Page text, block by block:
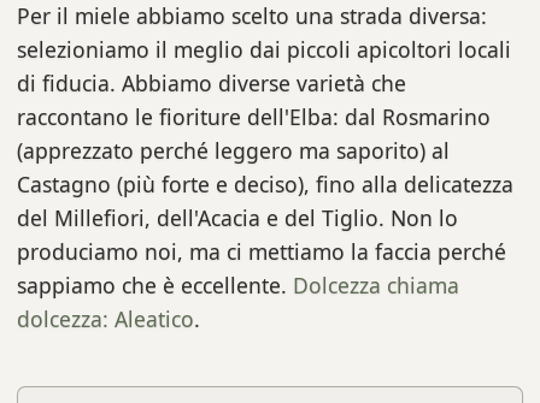
Per il miele abbiamo scelto una strada diversa:
selezioniamo il meglio dai piccoli apicoltori locali
di fiducia. Abbiamo diverse varietà che
raccontano le fioriture dell'Elba: dal Rosmarino
(apprezzato perché leggero ma saporito) al
Castagno (più forte e deciso), fino alla delicatezza
del Millefiori, dell'Acacia e del Tiglio. Non lo
produciamo noi, ma ci mettiamo la faccia perché
sappiamo che è eccellente. Dolcezza chiama
dolcezza: Aleatico.